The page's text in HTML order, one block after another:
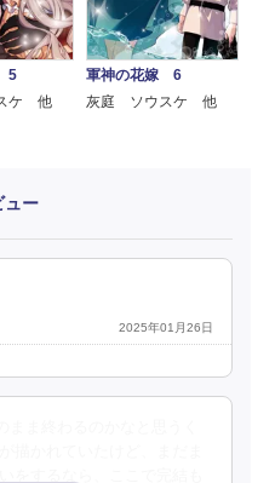
5
ケ 他
軍神の花嫁 6
灰庭 ソウスケ 他
ュー
2025年01月26日